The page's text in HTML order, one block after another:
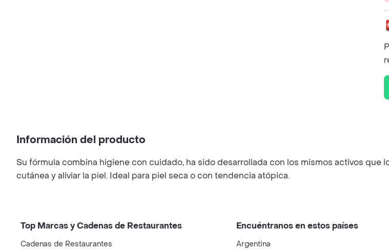
Información del producto
Su fórmula combina higiene con cuidado, ha sido desarrollada con los mismos activos que
cutánea y aliviar la piel. Ideal para piel seca o con tendencia atópica.
Top Marcas y Cadenas de Restaurantes
Cadenas de Restaurantes
Encuéntranos en estos países
Argentina